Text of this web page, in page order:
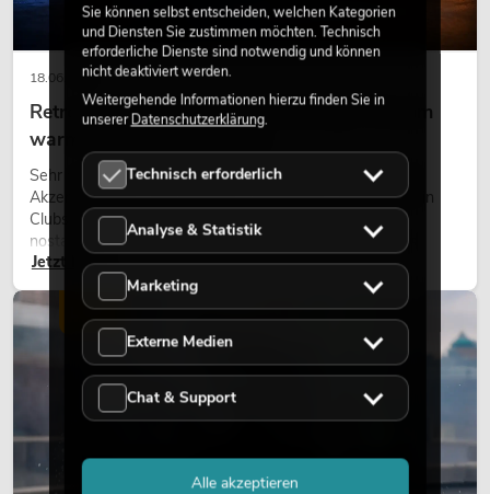
18.06.2026
Retro-Licht im modernen Lichtdesign: Warum
warmes Licht wieder wirkt
Sehr warmes Licht, sichtbare Leuchtflächen und farbige
Akzente prägen viele aktuelle Lichtdesigns auf Bühnen, in
Clubs und bei Events. Retro-Licht ist dabei kein rein
nostalgischer Effekt, sondern ein bewusst eingesetztes
Gestaltungsmittel: Es schafft Atmosphäre, gibt Szenen
Charakter und kann technische LED-Setups emotionaler
wirken lassen.
Jetzt lesen
LICHT
Sie können selbst entscheiden, welchen Kategorien
und Diensten Sie zustimmen möchten. Technisch
erforderliche Dienste sind notwendig und können
nicht deaktiviert werden.
Weitergehende Informationen hierzu finden Sie in
unsererDatenschutzerklärung.
Technisch erforderlich
Analyse & Statistik
Marketing
Externe Medien
Chat & Support
Alle akzeptieren